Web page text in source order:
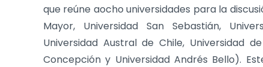
que reúne aocho universidades para la
Mayor, Universidad San Sebastián,
Universidad Austral de Chile, Universidad
Concepción y Universidad Andrés Bello).